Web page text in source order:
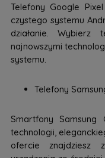
Telefony Google
czystego systemu
działanie.
najnowszymi
systemu.
Telefony
Smartfony Samsung
technologii,
ofercie znajdziesz